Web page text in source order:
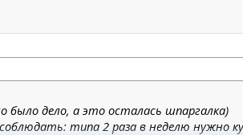
было дело, а это осталась шпаргалка)
типа 2 раза в неделю